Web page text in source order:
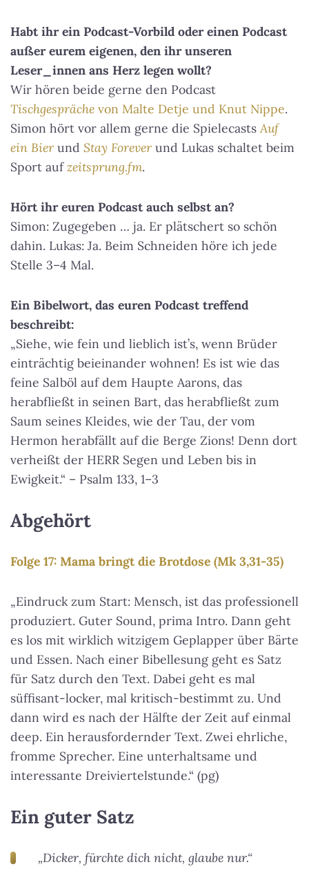
Habt ihr ein Podcast-Vorbild oder einen Podcast
außer eurem eigenen, den ihr unseren
Leser_innen ans Herz legen wollt?
Wir hören beide gerne den Podcast
Tischgespräche von Malte Detje und Knut Nippe.
Simon hört vor allem gerne die SpielecastsAuf
ein Bier und Stay Forever und Lukas schaltet beim
Sport aufzeitsprung.fm.
Hört ihr euren Podcast auch selbst an?
Simon: Zugegeben … ja. Er plätschert so schön
dahin. Lukas: Ja. Beim Schneiden höre ich jede
Stelle 3–4 Mal.
Ein Bibelwort, das euren Podcast treffend
beschreibt:
„Siehe, wie fein und lieblich ist’s, wenn Brüder
einträchtig beieinander wohnen! Es ist wie das
feine Salböl auf dem Haupte Aarons, das
herabfließt in seinen Bart, das herabfließt zum
Saum seines Kleides, wie der Tau, der vom
Hermon herabfällt auf die Berge Zions! Denn dort
verheißt der HERR Segen und Leben bis in
Ewigkeit.“ – Psalm 133, 1–3
Abgehört
Folge 17: Mama bringt die Brotdose (Mk 3,31-35)
„Eindruck zum Start: Mensch, ist das professionell
produziert. Guter Sound, prima Intro. Dann geht
es los mit wirklich witzigem Geplapper über Bärte
und Essen. Nach einer Bibellesung geht es Satz
für Satz durch den Text. Dabei geht es mal
süffisant-locker, mal kritisch-bestimmt zu. Und
dann wird es nach der Hälfte der Zeit auf einmal
deep. Ein herausfordernder Text. Zwei ehrliche,
fromme Sprecher. Eine unterhaltsame und
interessante Dreiviertelstunde.“ (pg)
Ein guter Satz
„Dicker, fürchte dich nicht, glaube nur.“